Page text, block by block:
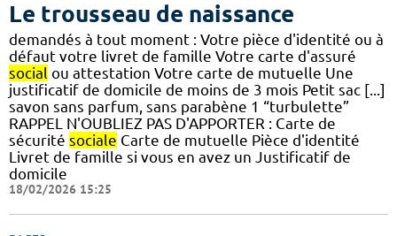
Le trousseau de naissance
demandés à tout moment : Votre pièce d'identité ou à
défaut votre livret de famille Votre carte d'assuré
social ou attestation Votre carte de mutuelle Une
justificatif de domicile de moins de 3 mois Petit sac [...]
savon sans parfum, sans parabène 1 “turbulette”
RAPPEL N'OUBLIEZ PAS D'APPORTER : Carte de
sécurité sociale Carte de mutuelle Pièce d'identité
Livret de famille si vous en avez un Justificatif de
domicile
18/02/2026 15:25